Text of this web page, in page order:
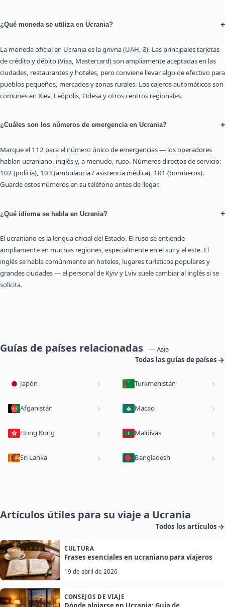
¿Qué moneda se utiliza en Ucrania? +
La moneda oficial en Ucrania es la grivna (UAH, ₴). Las principales tarjetas
de crédito y débito (Visa, Mastercard) son ampliamente aceptadas en las
ciudades, restaurantes y hoteles, pero conviene llevar algo de efectivo para
pueblos pequeños, mercados y zonas rurales. Los cajeros automáticos son
comunes en Kiev, Leópolis, Odesa y otros centros regionales.
¿Cuáles son los números de emergencia en Ucrania? +
Marque el 112 para el número único de emergencias — los operadores
hablan ucraniano, inglés y, a menudo, ruso. Números directos de servicio:
102 (policía), 103 (ambulancia / asistencia médica), 101 (bomberos).
Guarde estos números en su teléfono antes de llegar.
¿Qué idioma se habla en Ucrania? +
El ucraniano es la lengua oficial del Estado. El ruso se entiende
ampliamente en muchas regiones, especialmente en el sur y el este. El
inglés se habla comúnmente en hoteles, lugares turísticos populares y
grandes ciudades — el personal de Kyiv y Lviv suele cambiar al inglés si se
solicita.
Guías de países relacionadas
— Asia
Todas las guías de países
Japón Turkmenistán
Afganistán Macao
Hong Kong Maldivas
Sri Lanka Bangladesh
Artículos útiles para su viaje a Ucrania
Todos los artículos
CULTURA
Frases esenciales en ucraniano para viajeros
19 de abril de 2026
CONSEJOS DE VIAJE